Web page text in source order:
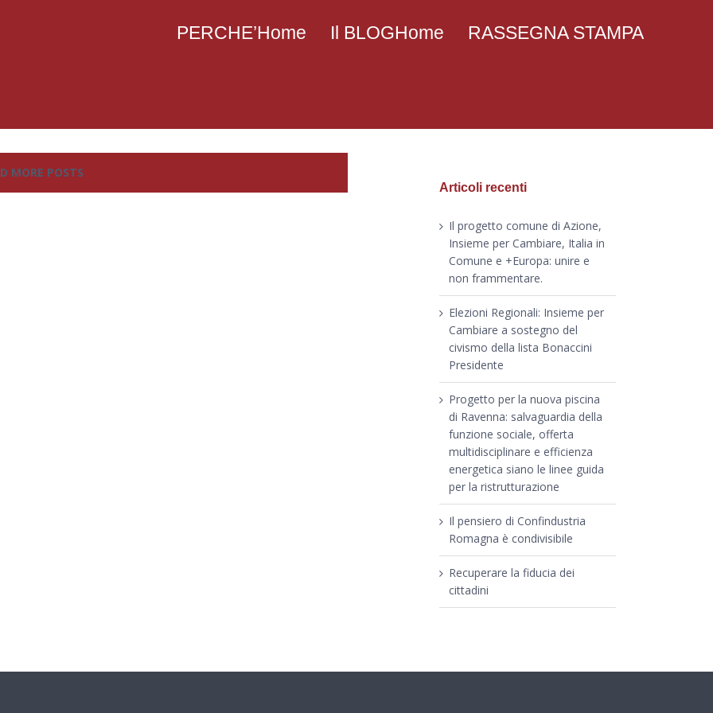
PERCHE’Home Il BLOGHome RASSEGNA STAMPA
MORE POSTS
Articoli recenti
Il progetto comune di Azione,
Insieme per Cambiare, Italia in
Comune e +Europa: unire e
non frammentare.
Elezioni Regionali: Insieme per
Cambiare a sostegno del
civismo della lista Bonaccini
Presidente
Progetto per la nuova piscina
di Ravenna: salvaguardia della
funzione sociale, offerta
multidisciplinare e efficienza
energetica siano le linee guida
per la ristrutturazione
Il pensiero di Confindustria
Romagna è condivisibile
Recuperare la fiducia dei
cittadini